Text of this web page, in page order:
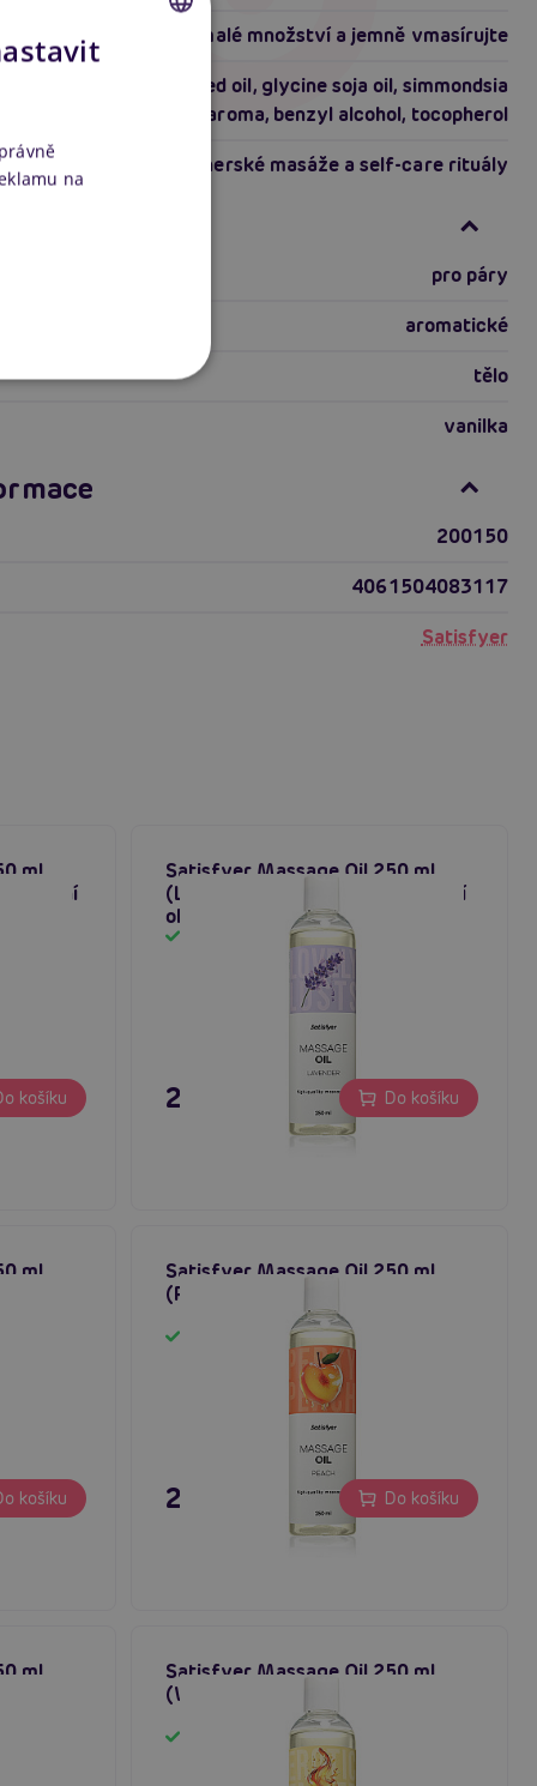
naneste malé množství a jemně vmasírujte
helianthus annuus seed oil, glycine soja oil, simmondsia
chinensis seed oil, aroma, benzyl alcohol, tocopherol
partnerské masáže a self-care rituály
pro páry
aromatické
tělo
vanilka
200150
4061504083117
Satisfyer
ml
košíku
Satisfyer Massage Oil 250 ml
(Lavender), levandulový masážní
olej
249 Kč Do košíku
ml
košíku
Satisfyer Massage Oil 250 ml
(Peach), broskvový masážní olej
249 Kč Do košíku
ml
olej
Satisfyer Massage Oil 250 ml
(Warming), hřejivý masážní olej
na